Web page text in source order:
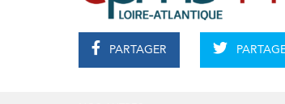
PARTAGER